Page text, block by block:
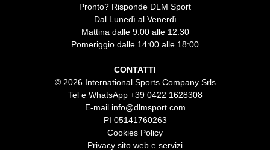
Pronto? Risponde DLM Sport
Dal Lunedì al Venerdì
Mattina dalle 9:00 alle 12.30
Pomeriggio dalle 14:00 alle 18:00
CONTATTI
© 2026 International Sports Company Srls
Tel e WhatsApp +39 0422 1628308
E-mail info@dlmsport.com
PI 05141760263
Cookies Policy
Privacy sito web e servizi